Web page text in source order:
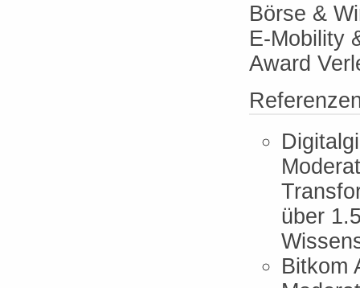
Börse &
E-Mobility
Award
über
Bitkom